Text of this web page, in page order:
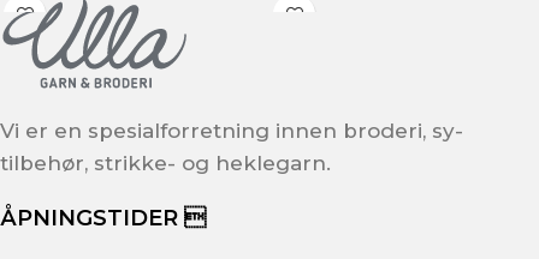
Vi er en spesialforretning innen broderi, sy-
tilbehør, strikke- og heklegarn.
ÅPNINGSTIDER 